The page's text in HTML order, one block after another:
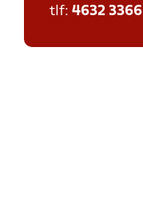
tlf: 4632 3366